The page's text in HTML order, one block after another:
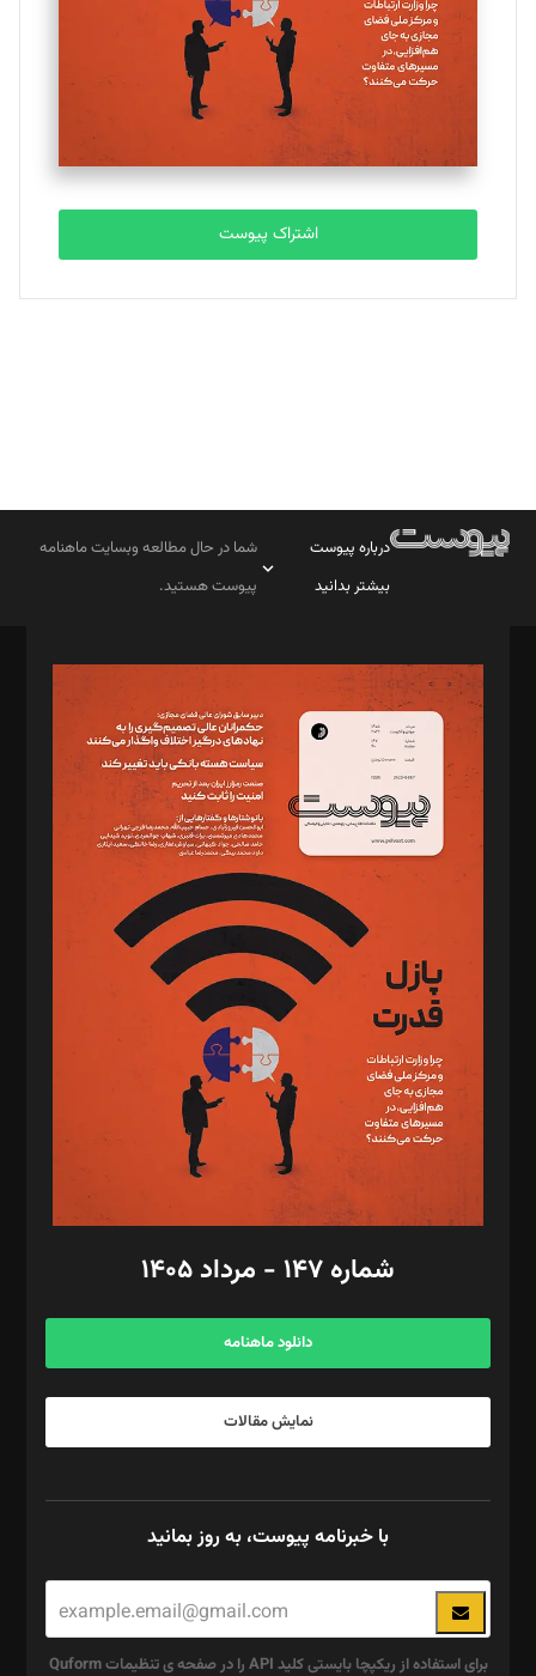
ملینا جعفری
تحریریه
مصطفی مسجدی آرانی
تحریریه
بابک نقاش
تحریریه
اشتراک پیوست
درباره پیوست
بیشتر بدانید
شما در حال مطالعه وبسایت ماهنامه
پیوست هستید.
مدیر مسئول: محمدباقر اثنی‌عشری
سردبیر: مهرک محمودی
دبیر تحریریه: میثم قاسمی
د‌بیر ناداستان: سمانه سمیع
د‌بیر خدمت و تجارت: ابوالفضل رجبی
د‌بیر حقوق فناوری: حسام‌الدین ایپکچی
د‌بیر پیوست جهان: مینا پاکدل
د‌بیر تحریریه آنلاین: بابک نقاش
تحریریه‌: مجتبی محمود‌ی، آرش برهمند، یسنا امان‌پور، سروش کرمیان،
مصطفی مسجدی آرانی، ابوالفضل رجبی، زهرا فکرانه، فائزه فتحی
رستمی،مصطفی باستان
ویرایش: نگار استاد‌‌آقا
طراح یونیفرم: مجید توکلی
فیلمبرداری و عکاسی: امیر شفیعی، مانی لطفی زاده
گرافیک و صفحه‌آرایی: سید‌سبحان‌علی ثابت
مد‌یر توسعه تجاری: کامبیز برید‌
امور مالی: شاپور رهبری، محمد‌ کاظمی‌نیا
آگهی و مشترکین: ۰۹۱۹۹۹۹۰۴۵۴
شماره ۱۴۷ - مرداد ۱۴۰۵
دانلود ماهنامه
نمایش مقالات
با خبرنامه پیوست، به روز بمانید
برای استفاده از ریکپچا بایستی کلید API را در صفحه ی تنظیمات Quform